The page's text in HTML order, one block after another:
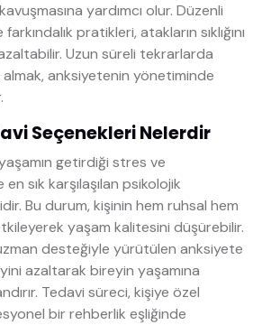
yardımcı olur. Düzenli
pratikleri, atakların sıklığını
Uzun süreli tekrarlarda
anksiyetenin yönetiminde
Seçenekleri Nelerdir
getirdiği stres ve
sık karşılaşılan psikolojik
Bu durum, kişinin hem ruhsal hem
yaşam kalitesini düşürebilir.
desteğiyle yürütülen anksiyete
azaltarak bireyin yaşamına
Tedavi süreci, kişiye özel
bir rehberlik eşliğinde